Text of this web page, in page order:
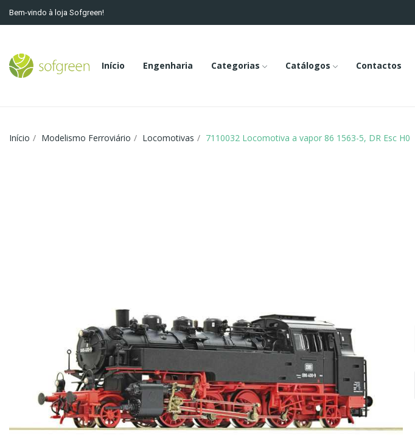
Bem-vindo à loja Sofgreen!
Início Engenharia Categorias Catálogos Contactos
Início Modelismo Ferroviário Locomotivas 7110032 Locomotiva a vapor 86 1563-5, DR Esc H0